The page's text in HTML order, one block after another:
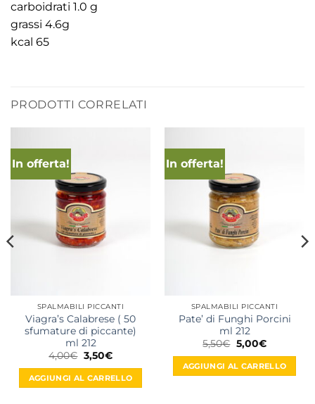
carboidrati 1.0 g
grassi 4.6g
kcal 65
PRODOTTI CORRELATI
In offerta!
SPALMABILI PICCANTI
Viagra’s Calabrese ( 50
sfumature di piccante)
ml 212
4,00€ Il
prezzo
originale
era:
4,00€.
3,50€Il
attuale
è:
3,50€.
AGGIUNGI AL CARRELLO
In offerta!
SPALMABILI PICCANTI
Pate’ di Funghi Porcini
ml 212
5,50€ Il
prezzo
originale
era:
5,50€.
5,00€Il
attuale
è:
5,00€.
AGGIUNGI AL CARRELLO